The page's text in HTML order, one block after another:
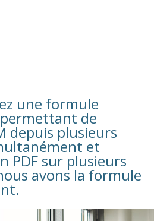
une formule
de
depuis plusieurs
et
PDF sur plusieurs
avons la formule